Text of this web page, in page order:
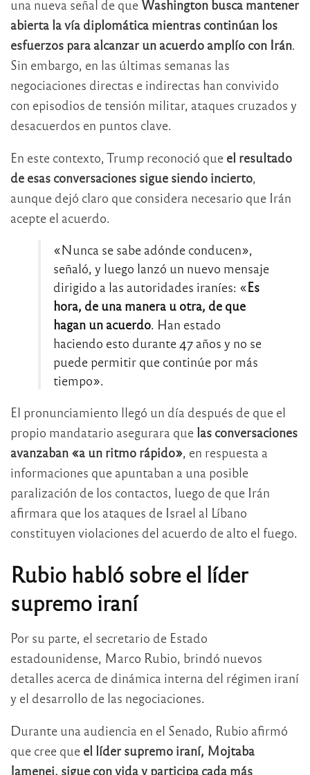
una nueva señal de que Washington busca mantener
abierta la vía diplomática mientras continúan los
esfuerzos para alcanzar un acuerdo amplío con Irán.
Sin embargo, en las últimas semanas las
negociaciones directas e indirectas han convivido
con episodios de tensión militar, ataques cruzados y
desacuerdos en puntos clave.
En este contexto, Trump reconoció que el resultado
de esas conversaciones sigue siendo incierto,
aunque dejó claro que considera necesario que Irán
acepte el acuerdo.
«Nunca se sabe adónde conducen»,
señaló, y luego lanzó un nuevo mensaje
dirigido a las autoridades iraníes: «Es
hora, de una manera u otra, de que
hagan un acuerdo. Han estado
haciendo esto durante 47 años y no se
puede permitir que continúe por más
tiempo».
El pronunciamiento llegó un día después de que el
propio mandatario asegurara que las conversaciones
avanzaban «a un ritmo rápido», en respuesta a
informaciones que apuntaban a una posible
paralización de los contactos, luego de que Irán
afirmara que los ataques de Israel al Líbano
constituyen violaciones del acuerdo de alto el fuego.
Rubio habló sobre el líder
supremo iraní
Por su parte, el secretario de Estado
estadounidense, Marco Rubio, brindó nuevos
detalles acerca de dinámica interna del régimen iraní
y el desarrollo de las negociaciones.
Durante una audiencia en el Senado, Rubio afirmó
que cree que el líder supremo iraní, Mojtaba
Jamenei, sigue con vida y participa cada más